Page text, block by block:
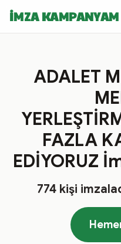
İMZA KAMPANYAM
ADALET
FAZLA
EDİYORUZ
774 kişi